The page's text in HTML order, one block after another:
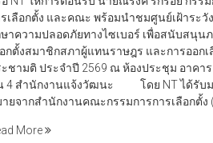
เลือกตั้ง และคณะ พร้อมนำชมศูนย์เฝ้าระวั
าความปลอดภัยทางไซเบอร์ เพื่อสนับสนุน
กตั้งสมาชิกสภาผู้แทนราษฎร และการออกเ
ชามติ ประจำปี 2569 ณ ห้องประชุม อาคาร
4 สำนักงานแจ้งวัฒนะ โดย NT ได้รับ
ยจากสำนักงานคณะกรรมการการเลือกตั้ง
More